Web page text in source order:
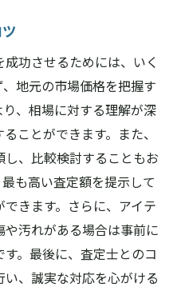
功させるためには、いく
地元の市場価格を把握す
、相場に対する理解が深
ことができます。また、
、比較検討することもお
も高い査定額を提示して
きます。さらに、アイテ
汚れがある場合は事前に
。最後に、査定士とのコ
、誠実な対応を心がける